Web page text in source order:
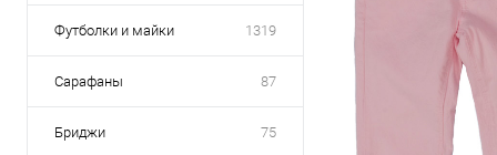
Футболки и майки 1319
Сарафаны 87
Бриджи 75